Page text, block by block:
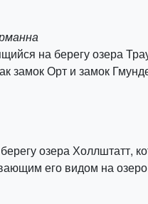
на берегу озера
замок Орт и замок
озера Холлштатт,
его видом на